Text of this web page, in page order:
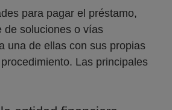
para pagar el préstamo,
de soluciones o vías
una de ellas con sus propias
Las principales